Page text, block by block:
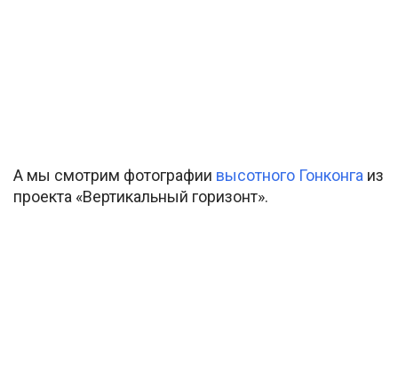
А мы смотрим фотографии высотного Гонконга из
проекта «Вертикальный горизонт».